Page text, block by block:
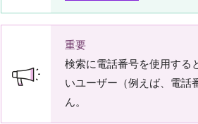
重要
検索に電話番号を使用する
いユーザー（例えば、電話
ん。